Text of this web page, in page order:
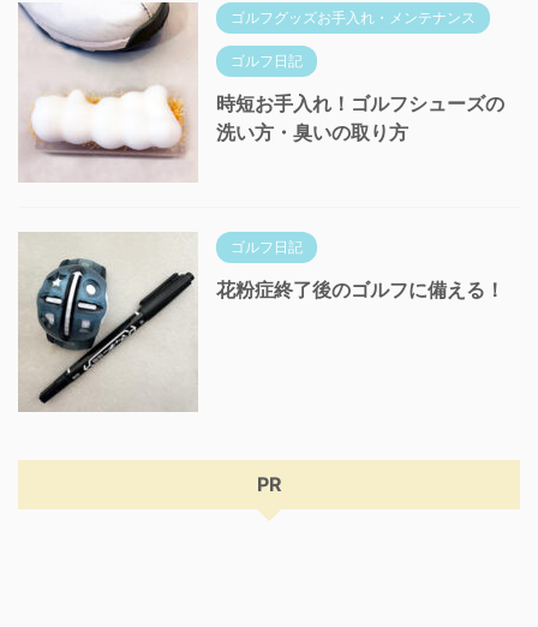
ゴルフグッズお手入れ・メンテナンス
ゴルフ日記
時短お手入れ！ゴルフシューズの
洗い方・臭いの取り方
ゴルフ日記
花粉症終了後のゴルフに備える！
PR